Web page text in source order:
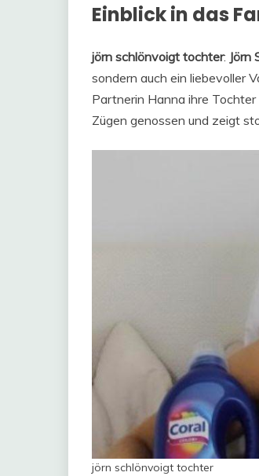
Einblick in das
jörn schlönvoigt tochter: Jörn
sondern auch ein liebevoller
Partnerin Hanna ihre
Zügen genossen und zeigt
jörn schlönvoigt tochter